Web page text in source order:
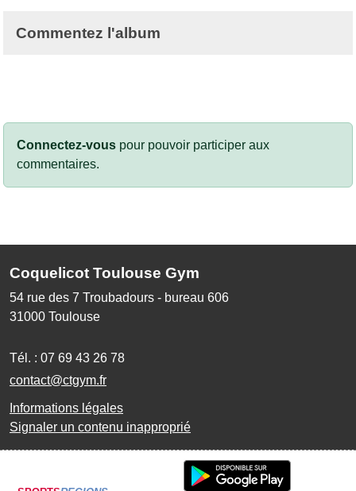
Commentez l'album
Connectez-vous pour pouvoir participer aux
commentaires.
Coquelicot Toulouse Gym
54 rue des 7 Troubadours - bureau 606
31000 Toulouse
Tél. : 07 69 43 26 78
contact@ctgym.fr
Informations légales
Signaler un contenu inapproprié